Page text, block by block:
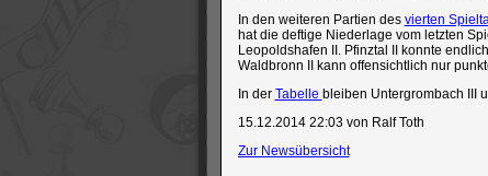
In den weiteren Partien des vierten
hat die deftige Niederlage vom letzten
Leopoldshafen II. Pfinztal II konnte
Waldbronn II kann offensichtlich nur
In der Tabelle bleiben Untergrombach III
15.12.2014 22:03 von Ralf Toth
Zur Newsübersicht